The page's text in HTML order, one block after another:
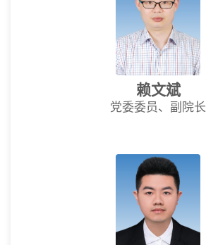
赖文斌
党委委员、副院长